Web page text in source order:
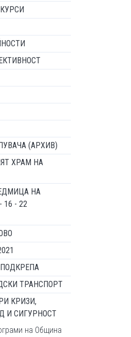
(АРХИВ)
ХРАМ НА
НА
- 22
ТРАНСПОРТ
КРИЗИ,
И СИГУРНОСТ
на Община